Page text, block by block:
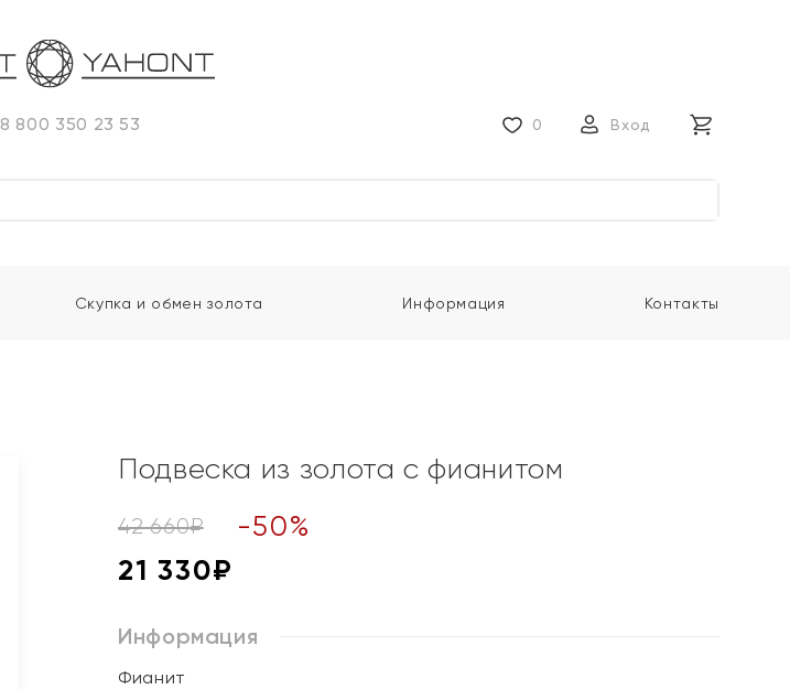
8 800 350 23 53 0 Вход
Скупка и обмен золота Информация Контакты
Подвеска из золота с фианитом
42 660₽ -50%
21 330₽
Информация
Фианит